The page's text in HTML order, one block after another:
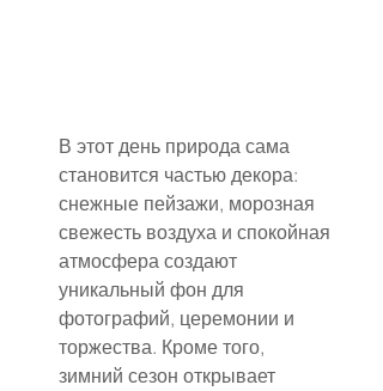
В этот день природа сама
становится частью декора:
снежные пейзажи, морозная
свежесть воздуха и спокойная
атмосфера создают
уникальный фон для
фотографий, церемонии и
торжества. Кроме того,
зимний сезон открывает